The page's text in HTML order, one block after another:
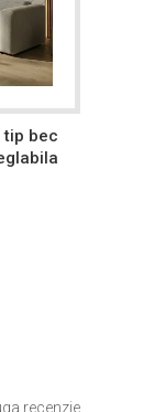
tip bec
recenzie